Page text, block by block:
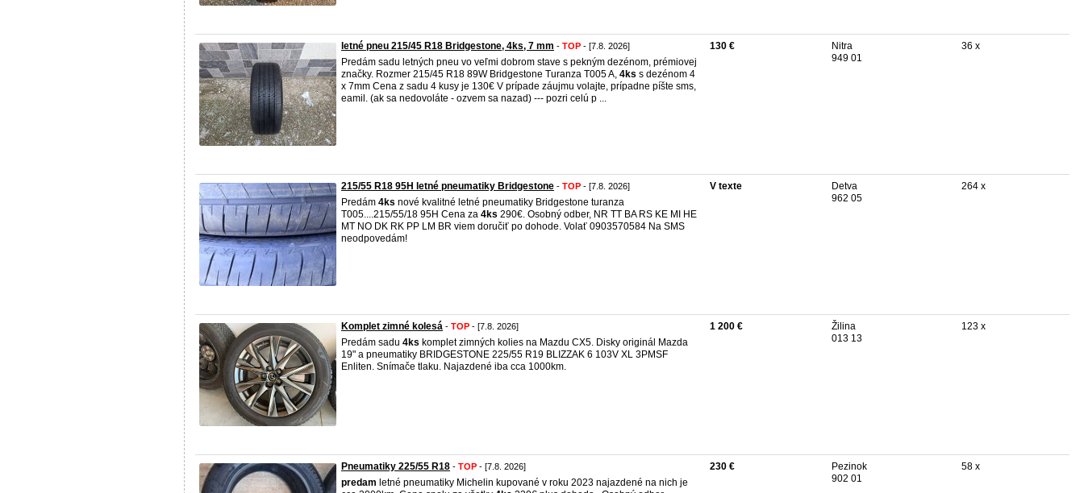
letné pneu 215/45 R18 Bridgestone, 4ks, 7 mm - TOP - [7.8. 2026]
Predám sadu letných pneu vo veľmi dobrom stave s pekným dezénom, prémiovej
značky. Rozmer 215/45 R18 89W Bridgestone Turanza T005 A, 4ks s dezénom 4
x 7mm Cena z sadu 4 kusy je 130€ V prípade záujmu volajte, prípadne píšte sms,
eamil. (ak sa nedovoláte - ozvem sa nazad) --- pozri celú p ...
130 €
Nitra
949 01
36 x
215/55 R18 95H letné pneumatiky Bridgestone - TOP - [7.8. 2026]
Predám 4ks nové kvalitné letné pneumatiky Bridgestone turanza
T005....215/55/18 95H Cena za 4ks 290€. Osobný odber, NR TT BA RS KE MI HE
MT NO DK RK PP LM BR viem doručiť po dohode. Volať 0903570584 Na SMS
neodpovedám!
V texte
Detva
962 05
264 x
Komplet zimné kolesá - TOP - [7.8. 2026]
Predám sadu 4ks komplet zimných kolies na Mazdu CX5. Disky originál Mazda
19" a pneumatiky BRIDGESTONE 225/55 R19 BLIZZAK 6 103V XL 3PMSF
Enliten. Snímače tlaku. Najazdené iba cca 1000km.
1 200 €
Žilina
013 13
123 x
Pneumatiky 225/55 R18 - TOP - [7.8. 2026]
predam letné pneumatiky Michelin kupované v roku 2023 najazdené na nich je
230 €
Pezinok
902 01
58 x